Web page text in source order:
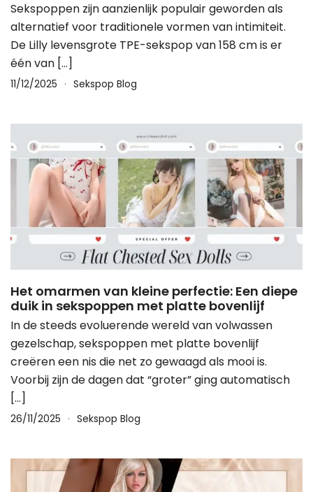
Sekspoppen zijn aanzienlijk populair geworden als
alternatief voor traditionele vormen van intimiteit.
De Lilly levensgrote TPE-sekspop van 158 cm is er
één van […]
11/12/2025 Sekspop Blog
Het omarmen van kleine perfectie: Een diepe
duik in sekspoppen met platte bovenlijf
In de steeds evoluerende wereld van volwassen
gezelschap, sekspoppen met platte bovenlijf
creëren een nis die net zo gewaagd als mooi is.
Voorbij zijn de dagen dat “groter” ging automatisch
[…]
26/11/2025 Sekspop Blog